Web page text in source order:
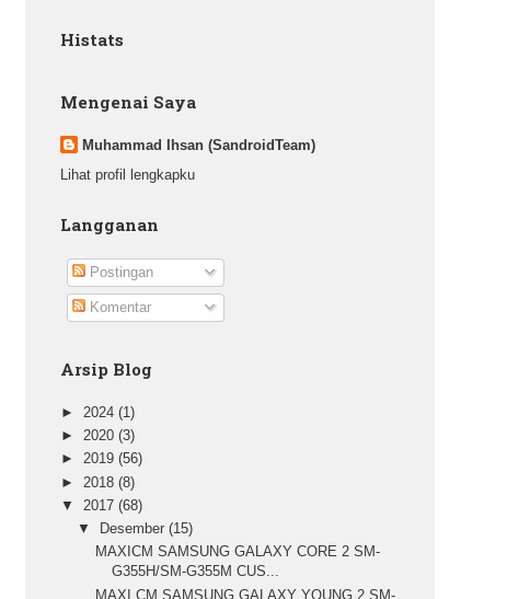
Histats
Mengenai Saya
Muhammad Ihsan (SandroidTeam)
Lihat profil lengkapku
Langganan
Postingan
Komentar
Arsip Blog
► 2024 (1)
► 2020 (3)
► 2019 (56)
► 2018 (8)
▼ 2017 (68)
▼
Desember(15)
MAXICM SAMSUNG GALAXY CORE 2 SM-
G355H/SM-G355M CUS...
MAXI CM SAMSUNG GALAXY YOUNG 2 SM-